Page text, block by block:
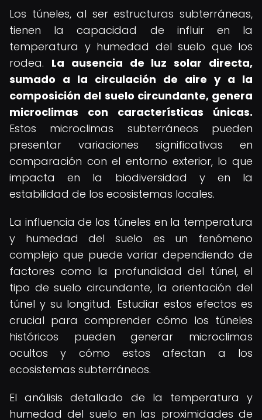
Los túneles, al ser estructuras subterráneas,
tienen la capacidad de influir en la
temperatura y humedad del suelo que los
rodea. La ausencia de luz solar directa,
sumado a la circulación de aire y a la
composición del suelo circundante, genera
microclimas con características únicas.
Estos microclimas subterráneos pueden
presentar variaciones significativas en
comparación con el entorno exterior, lo que
impacta en la biodiversidad y en la
estabilidad de los ecosistemas locales.
La influencia de los túneles en la temperatura
y humedad del suelo es un fenómeno
complejo que puede variar dependiendo de
factores como la profundidad del túnel, el
tipo de suelo circundante, la orientación del
túnel y su longitud. Estudiar estos efectos es
crucial para comprender cómo los túneles
históricos pueden generar microclimas
ocultos y cómo estos afectan a los
ecosistemas subterráneos.
El análisis detallado de la temperatura y
humedad del suelo en las proximidades de